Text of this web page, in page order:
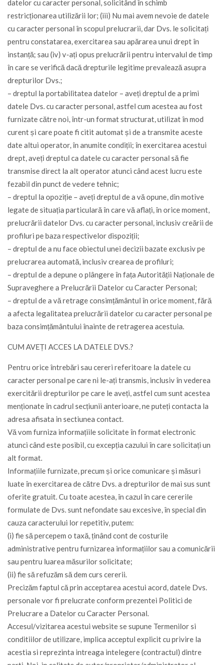
datelor cu caracter personal, solicitând în schimb
restricționarea utilizării lor; (iii) Nu mai avem nevoie de datele
cu caracter personal în scopul prelucrarii, dar Dvs. le solicitați
pentru constatarea, exercitarea sau apărarea unui drept în
instanță; sau (iv) v-ați opus prelucrării pentru intervalul de timp
în care se verifică dacă drepturile legitime prevalează asupra
drepturilor Dvs.;
– dreptul la portabilitatea datelor – aveți dreptul de a primi
datele Dvs. cu caracter personal, astfel cum acestea au fost
furnizate către noi, într-un format structurat, utilizat în mod
curent și care poate fi citit automat și de a transmite aceste
date altui operator, în anumite condiții; în exercitarea acestui
drept, aveți dreptul ca datele cu caracter personal să fie
transmise direct la alt operator atunci când acest lucru este
fezabil din punct de vedere tehnic;
– dreptul la opoziție – aveți dreptul de a vă opune, din motive
legate de situația particulară în care vă aflați, în orice moment,
prelucrării datelor Dvs. cu caracter personal, inclusiv creării de
profiluri pe baza respectivelor dispoziții;
– dreptul de a nu face obiectul unei decizii bazate exclusiv pe
prelucrarea automată, inclusiv crearea de profiluri;
– dreptul de a depune o plângere în fața Autorității Naționale de
Supraveghere a Prelucrării Datelor cu Caracter Personal;
– dreptul de a vă retrage consimțământul în orice moment, fără
a afecta legalitatea prelucrării datelor cu caracter personal pe
baza consimțământului înainte de retragerea acestuia.
CUM AVEȚI ACCES LA DATELE DVS.?
Pentru orice întrebări sau cereri referitoare la datele cu
caracter personal pe care ni le-ați transmis, inclusiv în vederea
exercitării drepturilor pe care le aveți, astfel cum sunt acestea
menționate în cadrul secțiunii anterioare, ne puteți contacta la
adresa afisata in sectiunea contact.
Vă vom furniza informațiile solicitate în format electronic
atunci când este posibil, cu excepția cazului în care solicitați un
alt format.
Informațiile furnizate, precum și orice comunicare și măsuri
luate în exercitarea de către Dvs. a drepturilor de mai sus sunt
oferite gratuit. Cu toate acestea, în cazul în care cererile
formulate de Dvs. sunt nefondate sau excesive, în special din
cauza caracterului lor repetitiv, putem:
(i) fie să percepem o taxă, ținând cont de costurile
administrative pentru furnizarea informațiilor sau a comunicării
sau pentru luarea măsurilor solicitate;
(ii) fie să refuzăm să dem curs cererii.
Precizăm faptul că prin acceptarea acestui acord, datele Dvs.
personale vor fi prelucrate conform prezentei Politici de
Prelucrare a Datelor cu Caracter Personal.
Accesul/vizitarea acestui website se supune Termenilor si
conditiilor de utilizare, implica acceptul explicit cu privire la
acestia si reprezinta intreaga intelegere (contractul) dintre